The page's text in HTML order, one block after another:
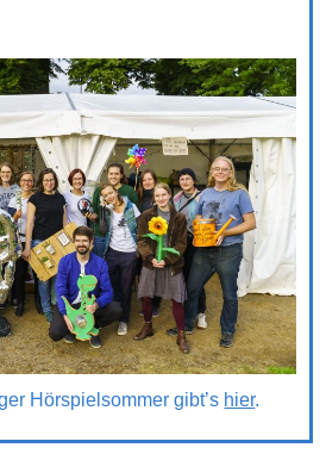
Hörspielsommer gibt’s hier.